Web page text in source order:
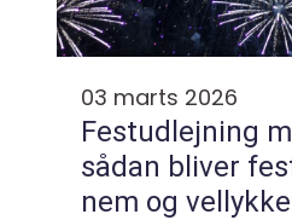
03 marts 2026
Festudlejning
sådan bliver
nem og